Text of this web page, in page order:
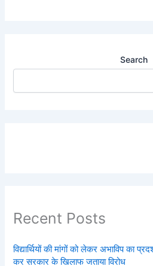
Search
Recent Posts
विद्यार्थियों की मांगों को लेकर अभाविप का
कर सरकार के खिलाफ जताया विरोध